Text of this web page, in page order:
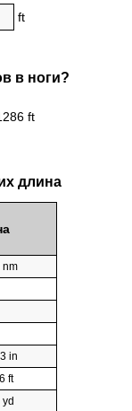
ft
в ноги?
ft
длина
nm
in
ft